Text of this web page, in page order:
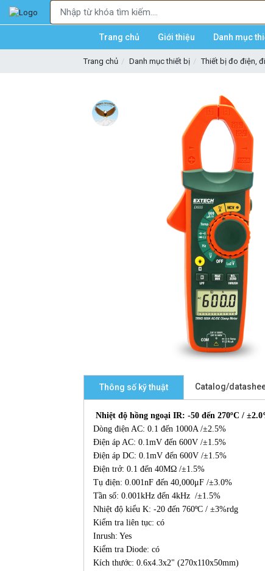
Trang chủ Giới thiệu Danh mục
Trang chủ Danh mục thiết bị Thiết bị đo điện,
Thông số kỹ thuật Catalog/
Nhiệt độ hồng ngoại IR: -50 đến 270ºC /
Dòng điện AC: 0.1 đến 1000A /±2.5%
Điện áp AC: 0.1mV đến 600V /±1.5%
Điện áp DC: 0.1mV đến 600V /±1.5%
Điện trở: 0.1 đến 40MΩ /±1.5%
Tụ điện: 0.001nF đến 40,000μF /±3.0%
Tần số: 0.001kHz đến 4kHz /±1.5%
Nhiệt độ kiểu K: -20 đến 760ºC / ±3%rdg
Kiểm tra liên tục: có
Inrush: Yes
Kiểm tra Diode: có
Kích thước: 0.6x4.3x2" (270x110x50mm)